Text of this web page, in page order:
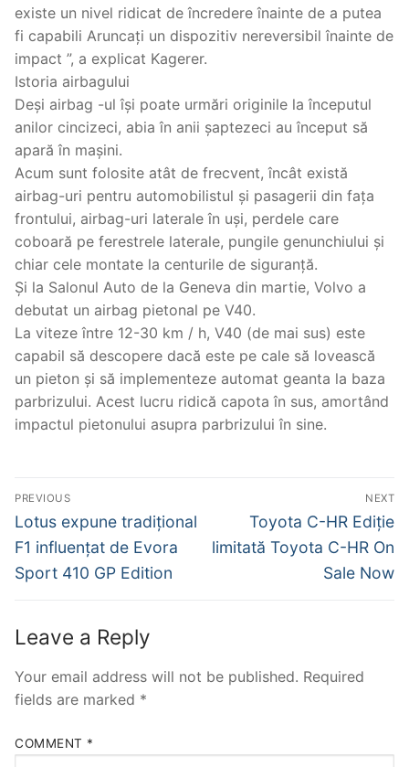
existe un nivel ridicat de încredere înainte de a putea
fi capabili Aruncați un dispozitiv nereversibil înainte de
impact ”, a explicat Kagerer.
Istoria airbagului
Deși airbag -ul își poate urmări originile la începutul
anilor cincizeci, abia în anii șaptezeci au început să
apară în mașini.
Acum sunt folosite atât de frecvent, încât există
airbag-uri pentru automobilistul și pasagerii din fața
frontului, airbag-uri laterale în uși, perdele care
coboară pe ferestrele laterale, pungile genunchiului și
chiar cele montate la centurile de siguranță.
Și la Salonul Auto de la Geneva din martie, Volvo a
debutat un airbag pietonal pe V40.
La viteze între 12-30 km / h, V40 (de mai sus) este
capabil să descopere dacă este pe cale să lovească
un pieton și să implementeze automat geanta la baza
parbrizului. Acest lucru ridică capota în sus, amortând
impactul pietonului asupra parbrizului în sine.
Post
navigation
PREVIOUS
Previous
post:
Lotus expune tradițional
F1 influențat de Evora
Sport 410 GP Edition
NEXT
Next
post:
Toyota C-HR Ediție
limitată Toyota C-HR On
Sale Now
Leave a Reply
Your email address will not be published. Required
fields are marked *
COMMENT *